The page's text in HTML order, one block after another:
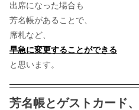
出席になった場合も
芳名帳があることで、
席札など、
早急に変更することができる
と思います。
芳名帳とゲストカード